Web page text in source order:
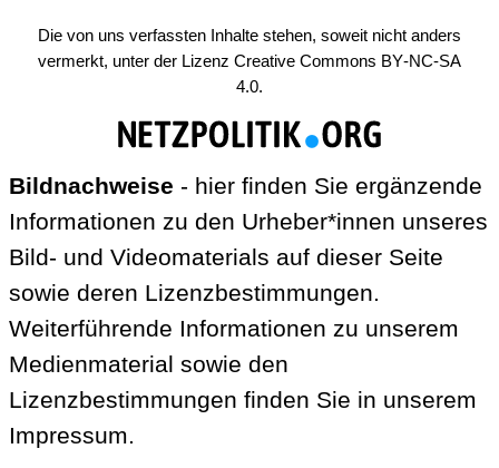
Die von uns verfassten Inhalte stehen, soweit nicht anders
vermerkt, unter der Lizenz Creative Commons BY-NC-SA
4.0.
Bildnachweise - hier finden Sie ergänzende
Informationen zu den Urheber*innen unseres
Bild- und Videomaterials auf dieser Seite
sowie deren Lizenzbestimmungen.
Weiterführende Informationen zu unserem
Medienmaterial sowie den
Lizenzbestimmungen finden Sie in unserem
Impressum